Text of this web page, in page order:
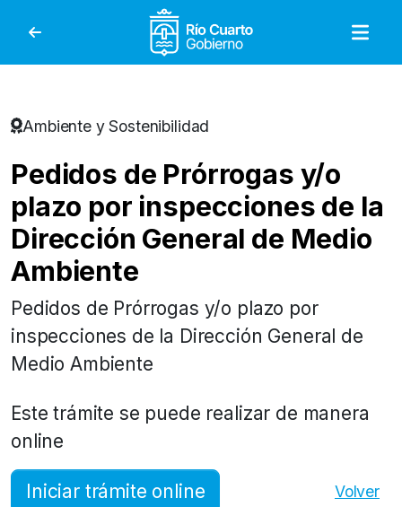
Gobierno de Río
Ambiente y Sostenibilidad
Pedidos de Prórrogas y/o
plazo por inspecciones de la
Dirección General de Medio
Ambiente
Pedidos de Prórrogas y/o plazo por
inspecciones de la Dirección General de
Medio Ambiente
Este trámite se puede realizar de manera
online
Iniciar trámite online Volver